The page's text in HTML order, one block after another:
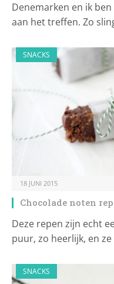
Denemarken en ik
aan het treffen. Zo
SNACKS
18 JUNI 2015
Chocolade noten
Deze repen zijn echt
puur, zo heerlijk, en
SNACKS